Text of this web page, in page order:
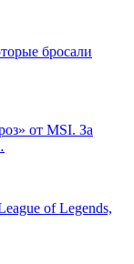
бросали
от MSI. За
of Legends,